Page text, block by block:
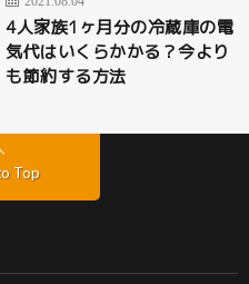
4人家族1ヶ月分の冷蔵庫の電
気代はいくらかかる？今より
も節約する方法
Top